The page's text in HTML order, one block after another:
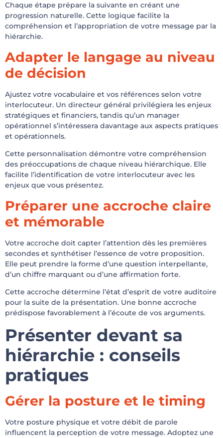
Chaque étape prépare la suivante en créant une
progression naturelle. Cette logique facilite la
compréhension et l’appropriation de votre message par la
hiérarchie.
Adapter le langage au niveau
de décision
Ajustez votre vocabulaire et vos références selon votre
interlocuteur. Un directeur général privilégiera les enjeux
stratégiques et financiers, tandis qu’un manager
opérationnel s’intéressera davantage aux aspects pratiques
et opérationnels.
Cette personnalisation démontre votre compréhension
des préoccupations de chaque niveau hiérarchique. Elle
facilite l’identification de votre interlocuteur avec les
enjeux que vous présentez.
Préparer une accroche claire
et mémorable
Votre accroche doit capter l’attention dès les premières
secondes et synthétiser l’essence de votre proposition.
Elle peut prendre la forme d’une question interpellante,
d’un chiffre marquant ou d’une affirmation forte.
Cette accroche détermine l’état d’esprit de votre auditoire
pour la suite de la présentation. Une bonne accroche
prédispose favorablement à l’écoute de vos arguments.
Présenter devant sa
hiérarchie : conseils
pratiques
Gérer la posture et le timing
Votre posture physique et votre débit de parole
influencent la perception de votre message. Adoptez une